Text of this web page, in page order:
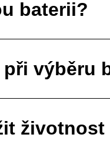
baterii?
výběru
životnost